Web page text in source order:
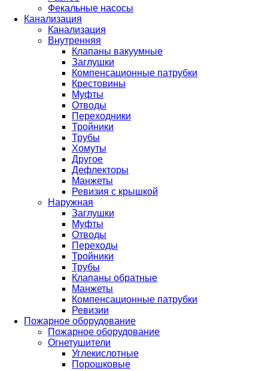
Фекальные насосы
Канализация
Канализация
Внутренняя
Клапаны вакуумные
Заглушки
Компенсационные патрубки
Крестовины
Муфты
Отводы
Переходники
Тройники
Трубы
Хомуты
Другое
Дефлекторы
Манжеты
Ревизия с крышкой
Наружная
Заглушки
Муфты
Отводы
Переходы
Тройники
Трубы
Клапаны обратные
Манжеты
Компенсационные патрубки
Ревизии
Пожарное оборудование
Пожарное оборудование
Огнетушители
Углекислотные
Порошковые